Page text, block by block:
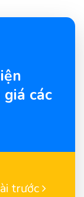
các
trước